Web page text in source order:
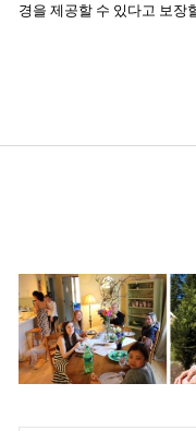
경을 제공할 수 있다고 보장